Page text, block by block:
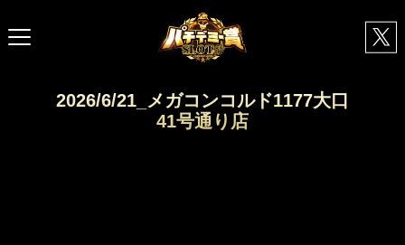
2026/6/21_メガコンコルド1177大口
41号通り店